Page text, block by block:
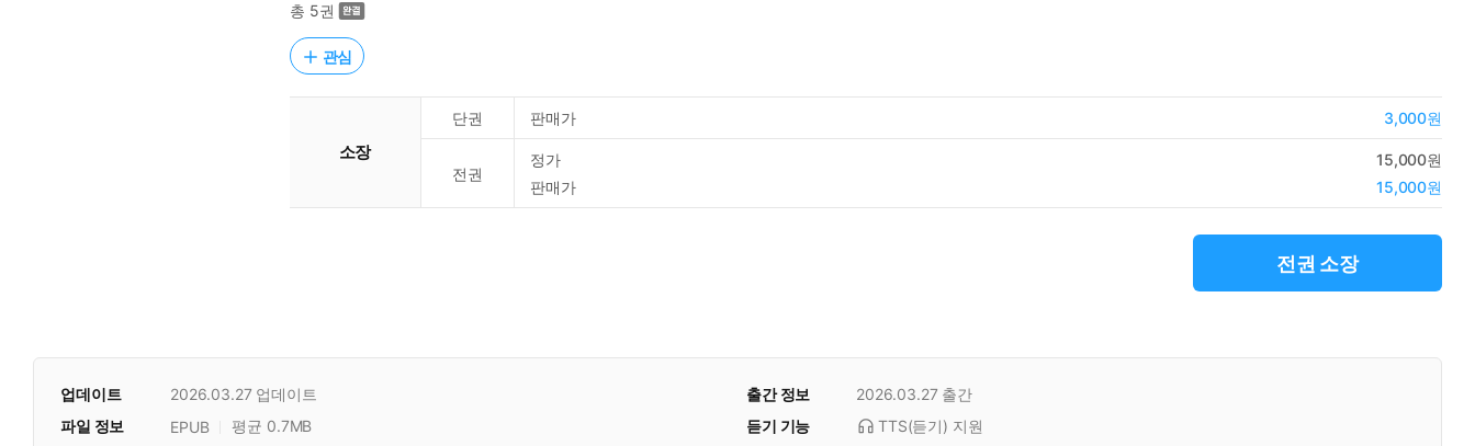
총 5권
관심
소장
단권 판매가 3,000원
전권
정가
15,000원
판매가
15,000원
전권 소장
업데이트 2026.03.27업데이트 출간 정보 2026.03.27 출간
듣기 기능
TTS(듣기) 지원
파일 정보 EPUB
평균 0.7MB